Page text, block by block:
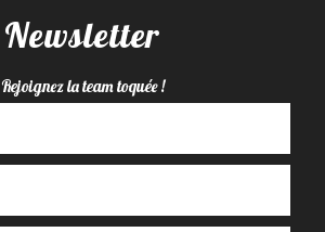
Newsletter
Rejoignez la team toquée !